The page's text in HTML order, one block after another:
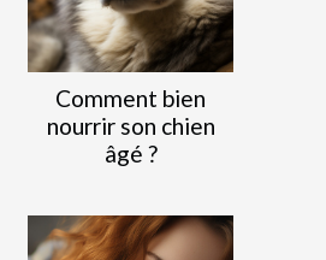
Comment bien
nourrir son chien
âgé ?